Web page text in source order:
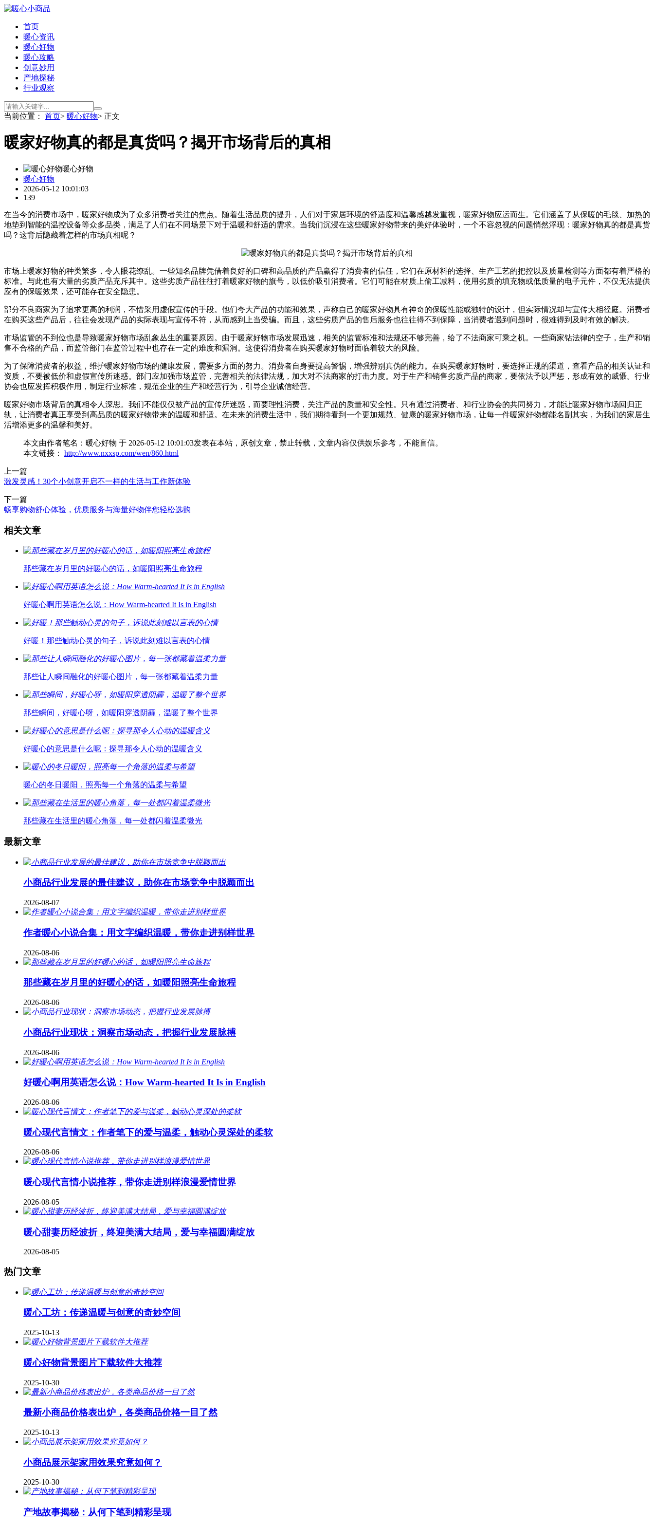
首页
暖心资讯
暖心好物
暖心攻略
创意妙用
产地探秘
行业观察
当前位置： 首页> 暖心好物> 正文
暖家好物真的都是真货吗？揭开市场背后的真相
暖心好物
暖心好物
2026-05-12 10:01:03
139
在当今的消费市场中，暖家好物成为了众多消费者关注的焦点。随着生活品质的提升，人们对于家居环境的舒适度和温馨感越发重视，暖家好物应运而生。它们涵盖了从保暖的毛毯、加热的
地垫到智能的温控设备等众多品类，满足了人们在不同场景下对于温暖和舒适的需求。当我们沉浸在这些暖家好物带来的美好体验时，一个不容忽视的问题悄然浮现：暖家好物真的都是真货
吗？这背后隐藏着怎样的市场真相呢？
市场上暖家好物的种类繁多，令人眼花缭乱。一些知名品牌凭借着良好的口碑和高品质的产品赢得了消费者的信任，它们在原材料的选择、生产工艺的把控以及质量检测等方面都有着严格的
标准。与此也有大量的劣质产品充斥其中。这些劣质产品往往打着暖家好物的旗号，以低价吸引消费者。它们可能在材质上偷工减料，使用劣质的填充物或低质量的电子元件，不仅无法提供
应有的保暖效果，还可能存在安全隐患。
部分不良商家为了追求更高的利润，不惜采用虚假宣传的手段。他们夸大产品的功能和效果，声称自己的暖家好物具有神奇的保暖性能或独特的设计，但实际情况却与宣传大相径庭。消费者
在购买这些产品后，往往会发现产品的实际表现与宣传不符，从而感到上当受骗。而且，这些劣质产品的售后服务也往往得不到保障，当消费者遇到问题时，很难得到及时有效的解决。
市场监管的不到位也是导致暖家好物市场乱象丛生的重要原因。由于暖家好物市场发展迅速，相关的监管标准和法规还不够完善，给了不法商家可乘之机。一些商家钻法律的空子，生产和销
售不合格的产品，而监管部门在监管过程中也存在一定的难度和漏洞。这使得消费者在购买暖家好物时面临着较大的风险。
为了保障消费者的权益，维护暖家好物市场的健康发展，需要多方面的努力。消费者自身要提高警惕，增强辨别真伪的能力。在购买暖家好物时，要选择正规的渠道，查看产品的相关认证和
资质，不要被低价和虚假宣传所迷惑。部门应加强市场监管，完善相关的法律法规，加大对不法商家的打击力度。对于生产和销售劣质产品的商家，要依法予以严惩，形成有效的威慑。行业
协会也应发挥积极作用，制定行业标准，规范企业的生产和经营行为，引导企业诚信经营。
暖家好物市场背后的真相令人深思。我们不能仅仅被产品的宣传所迷惑，而要理性消费，关注产品的质量和安全性。只有通过消费者、和行业协会的共同努力，才能让暖家好物市场回归正
轨，让消费者真正享受到高品质的暖家好物带来的温暖和舒适。在未来的消费生活中，我们期待看到一个更加规范、健康的暖家好物市场，让每一件暖家好物都能名副其实，为我们的家居生
活增添更多的温馨和美好。
本文由作者笔名：暖心好物 于 2026-05-12 10:01:03发表在本站，原创文章，禁止转载，文章内容仅供娱乐参考，不能盲信。
本文链接： http://www.nxxsp.com/wen/860.html
上一篇
激发灵感！30个小创意开启不一样的生活与工作新体验
下一篇
畅享购物舒心体验，优质服务与海量好物伴您轻松选购
相关文章
那些藏在岁月里的好暖心的话，如暖阳照亮生命旅程
好暖心啊用英语怎么说：How Warm-hearted It Is in English
好暖！那些触动心灵的句子，诉说此刻难以言表的心情
那些让人瞬间融化的好暖心图片，每一张都藏着温柔力量
那些瞬间，好暖心呀，如暖阳穿透阴霾，温暖了整个世界
好暖心的意思是什么呢：探寻那令人心动的温暖含义
暖心的冬日暖阳，照亮每一个角落的温柔与希望
那些藏在生活里的暖心角落，每一处都闪着温柔微光
最新文章
小商品行业发展的最佳建议，助你在市场竞争中脱颖而出
2026-08-07
作者暖心小说合集：用文字编织温暖，带你走进别样世界
2026-08-06
那些藏在岁月里的好暖心的话，如暖阳照亮生命旅程
2026-08-06
小商品行业现状：洞察市场动态，把握行业发展脉搏
2026-08-06
好暖心啊用英语怎么说：How Warm-hearted It Is in English
2026-08-06
暖心现代言情文：作者笔下的爱与温柔，触动心灵深处的柔软
2026-08-06
暖心现代言情小说推荐，带你走进别样浪漫爱情世界
2026-08-05
暖心甜妻历经波折，终迎美满大结局，爱与幸福圆满绽放
2026-08-05
热门文章
暖心工坊：传递温暖与创意的奇妙空间
2025-10-13
暖心好物背景图片下载软件大推荐
2025-10-30
最新小商品价格表出炉，各类商品价格一目了然
2025-10-13
小商品展示架家用效果究竟如何？
2025-10-30
产地故事揭秘：从何下笔到精彩呈现